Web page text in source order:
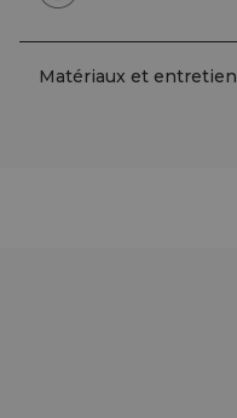
Matériaux et entretien